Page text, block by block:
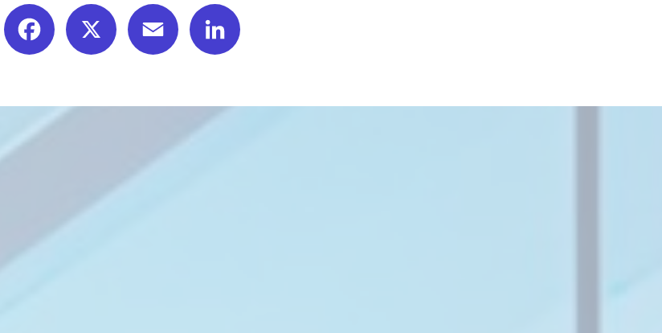
Facebook Email